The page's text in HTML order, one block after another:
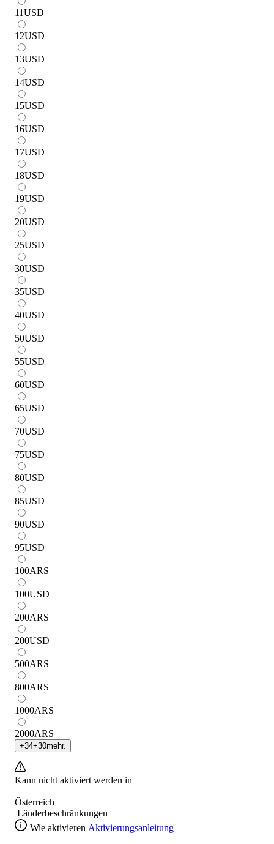
11USD
12USD
13USD
14USD
15USD
16USD
17USD
18USD
19USD
20USD
25USD
30USD
35USD
40USD
50USD
55USD
60USD
65USD
70USD
75USD
80USD
85USD
90USD
95USD
100ARS
100USD
200ARS
200USD
500ARS
800ARS
1000ARS
2000ARS
+34+30mehr.
Kann nicht aktiviert werden in
Österreich
Länderbeschränkungen
Wie aktivieren Aktivierungsanleitung